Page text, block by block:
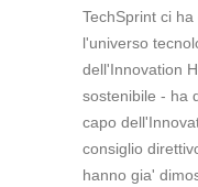
TechSprint ci
l'universo
dell'Innovation
sostenibile - ha
capo
consiglio
hanno gia'